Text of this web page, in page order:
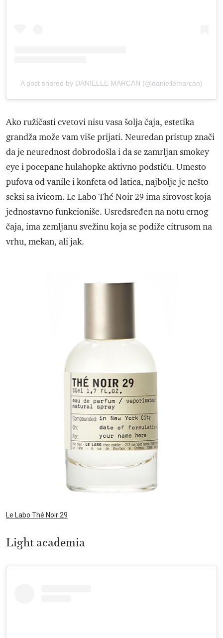
A post shared by DANIELLE MARCAN (@daniellemarcan)
Ako ružičasti cvetovi nisu vasa šolja čaja, estetika
grandža može vam više prijati. Neuredan pristup znači
da je neurednost dobrodošla i da se zamrljan smokey
eye i pocepane hulahopke aktivno podstiču. Umesto
pufova od vanile i konfeta od latica, najbolje je nešto
seksi sa ivicom. Le Labo Thé Noir 29 ima sirovost koja
jednostavno funkcioniše. Usredsređen na notu crnog
čaja, ima zemljanu svežinu koja se podiže citrusom na
vrhu, mekan, ali jak.
Le Labo Thé Noir 29
Light academia